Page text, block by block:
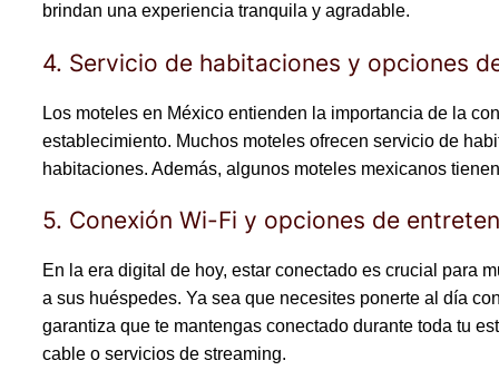
brindan una experiencia tranquila y agradable.
4. Servicio de habitaciones y opciones
Los moteles en México entienden la importancia de la
establecimiento. Muchos moteles ofrecen servicio de
habitaciones. Además, algunos moteles mexicanos
5. Conexión Wi-Fi y opciones de
En la era digital de hoy, estar conectado es crucial para
a sus huéspedes. Ya sea que necesites ponerte al día
garantiza que te mantengas conectado durante toda tu
cable o servicios de streaming.